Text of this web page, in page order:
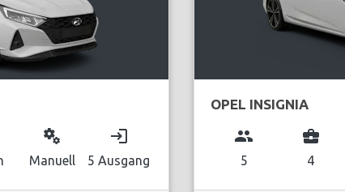
miscellaneous_services
Manuell
login
5 Ausgang
OPEL INSIGNIA
group
5
business_center
4